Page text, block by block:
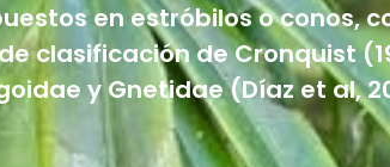
en estróbilos o conos,
clasificación de Cronquist
y Gnetidae (Díaz et al,